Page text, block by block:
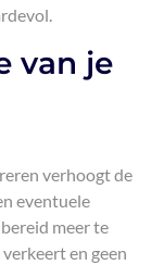
van je
verhoogt de
eventuele
meer te
en geen